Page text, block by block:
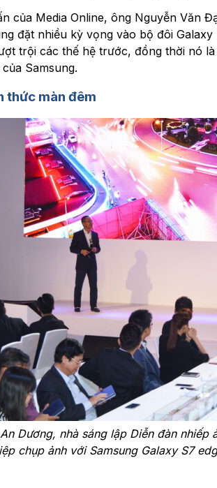
của Media Online, ông Nguyễn Văn
đặt nhiều kỳ vọng vào bộ đôi
trội các thế hệ trước, đồng thời nó
Samsung.
thức màn đêm
Dương, nhà sáng lập Diễn đàn nhiếp
chụp ảnh với Samsung Galaxy S7